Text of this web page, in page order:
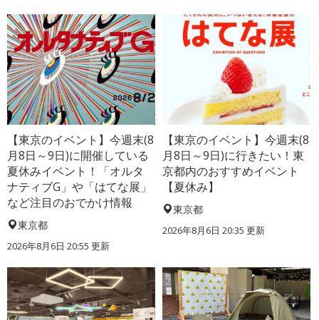
【東京のイベント】今週末(8
月8日～9日)に開催している
夏休みイベント！「オルタ
ナティブG」や「はてな展」
など注目のおでかけ情報
東京都
2026年8月6日 20:55 更新
【東京のイベント】今週末(8
月8日～9日)に行きたい！東
京都内のおすすめイベント
【夏休み】
東京都
2026年8月6日 20:35 更新